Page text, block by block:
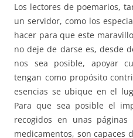
Los lectores de poemarios,
un servidor, como los
hacer para que este
no deje de darse es, desde
nos sea posible, apoyar
tengan como propósito
esencias se ubique en el
Para que sea posible el
recogidos en unas
medicamentos, son capaces